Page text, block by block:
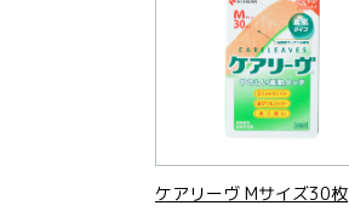
ケアリーヴ Mサイズ30枚